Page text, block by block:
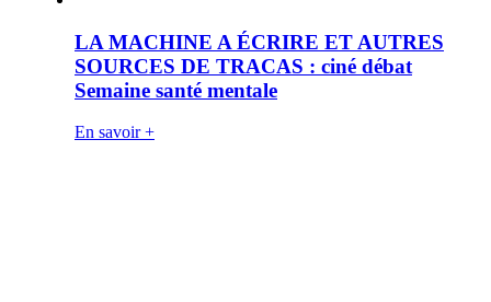
LA MACHINE A ÉCRIRE ET AUTRES
SOURCES DE TRACAS : ciné débat
Semaine santé mentale
En savoir +